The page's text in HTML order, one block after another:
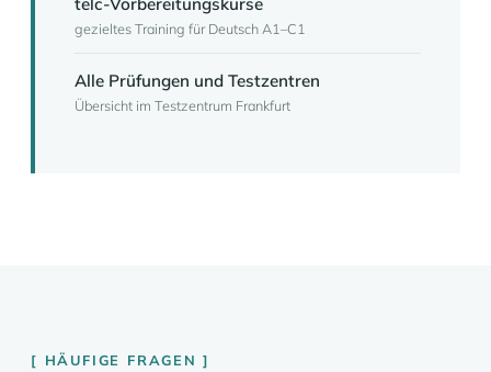
gezieltes Training für Deutsch A1–C1
Alle Prüfungen und Testzentren
Übersicht im Testzentrum Frankfurt
HÄUFIGE FRAGEN